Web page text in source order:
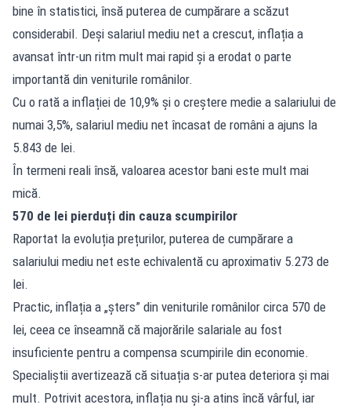
bine în statistici, însă puterea de cumpărare a scăzut
considerabil. Deși salariul mediu net a crescut, inflația a
avansat într-un ritm mult mai rapid și a erodat o parte
importantă din veniturile românilor.
Cu o rată a inflației de 10,9% și o creștere medie a salariului de
numai 3,5%, salariul mediu net încasat de români a ajuns la
5.843 de lei.
În termeni reali însă, valoarea acestor bani este mult mai
mică.
570 de lei pierduți din cauza scumpirilor
Raportat la evoluția prețurilor, puterea de cumpărare a
salariului mediu net este echivalentă cu aproximativ 5.273 de
lei.
Practic, inflația a „șters” din veniturile românilor circa 570 de
lei, ceea ce înseamnă că majorările salariale au fost
insuficiente pentru a compensa scumpirile din economie.
Specialiștii avertizează că situația s-ar putea deteriora și mai
mult. Potrivit acestora, inflația nu și-a atins încă vârful, iar